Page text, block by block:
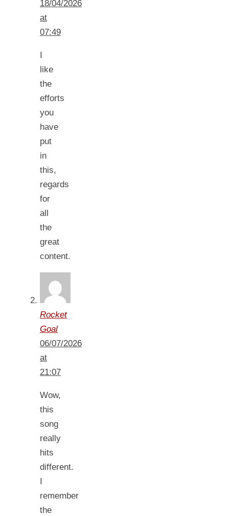
18/04/2026
at
07:49
I
like
the
efforts
you
have
put
in
this,
regards
for
all
the
great
content.
Rocket
Goal
06/07/2026
at
21:07
Wow,
this
song
really
hits
different.
I
remember
the